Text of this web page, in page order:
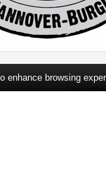
browsing